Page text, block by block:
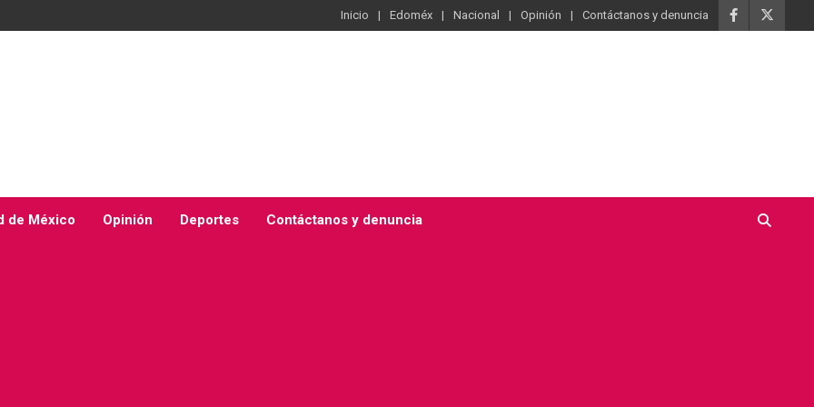
Inicio Edoméx Nacional Opinión Contáctanos y denuncia
de México Opinión Deportes Contáctanos y denuncia